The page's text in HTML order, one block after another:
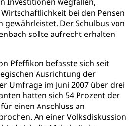
bei den Pensen
gewährleistet. Der Schulbus von
sollte aufrecht erhalten
Pfeffikon befasste sich seit
Ausrichtung der
Umfrage im Juni 2007 über drei
hatten sich 54 Prozent der
einen Anschluss an
An einer Volksdiskussion
Verkehr Luzern Mobil
Seeschifffahrt,
(Strassenverkehrsamt)
Schwerverkehrsabgabe,
Auto, Motorrad,
und Unterhalt LU, OW, NW,
ZG)